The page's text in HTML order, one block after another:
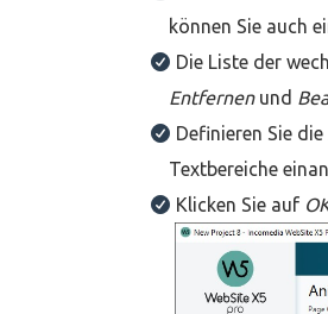
können Sie auch
Die Liste der
Entfernen und
Definieren Sie die
Textbereiche
Klicken Sie auf